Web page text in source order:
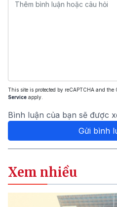
This site is protected by reCAPTCHA and the
Service apply.
Bình luận của bạn sẽ được
Gửi bình
Xem nhiều